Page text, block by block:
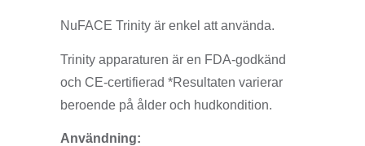
NuFACE Trinity är enkel att använda.
Trinity apparaturen är en FDA-godkänd
och CE-certifierad *Resultaten varierar
beroende på ålder och hudkondition.
Användning: